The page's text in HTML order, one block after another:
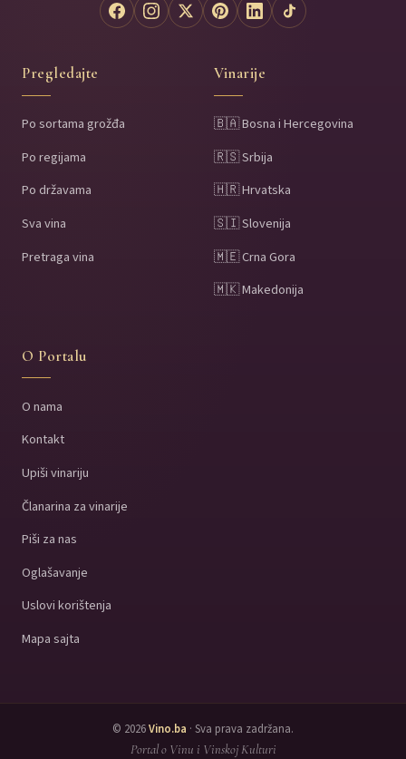
Pregledajte
Po sortama grožđa
Po regijama
Po državama
Sva vina
Pretraga vina
Vinarije
🇧🇦 Bosna i Hercegovina
🇷🇸 Srbija
🇭🇷 Hrvatska
🇸🇮 Slovenija
🇲🇪 Crna Gora
🇲🇰 Makedonija
O Portalu
O nama
Kontakt
Upiši vinariju
Članarina za vinarije
Piši za nas
Oglašavanje
Uslovi korištenja
Mapa sajta
© 2026Vino.ba · Sva prava zadržana.
Portal o Vinu i Vinskoj Kulturi